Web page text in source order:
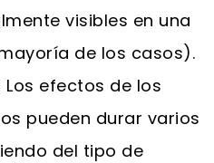
visibles en una
de los casos).
efectos de los
pueden durar varios
del tipo de